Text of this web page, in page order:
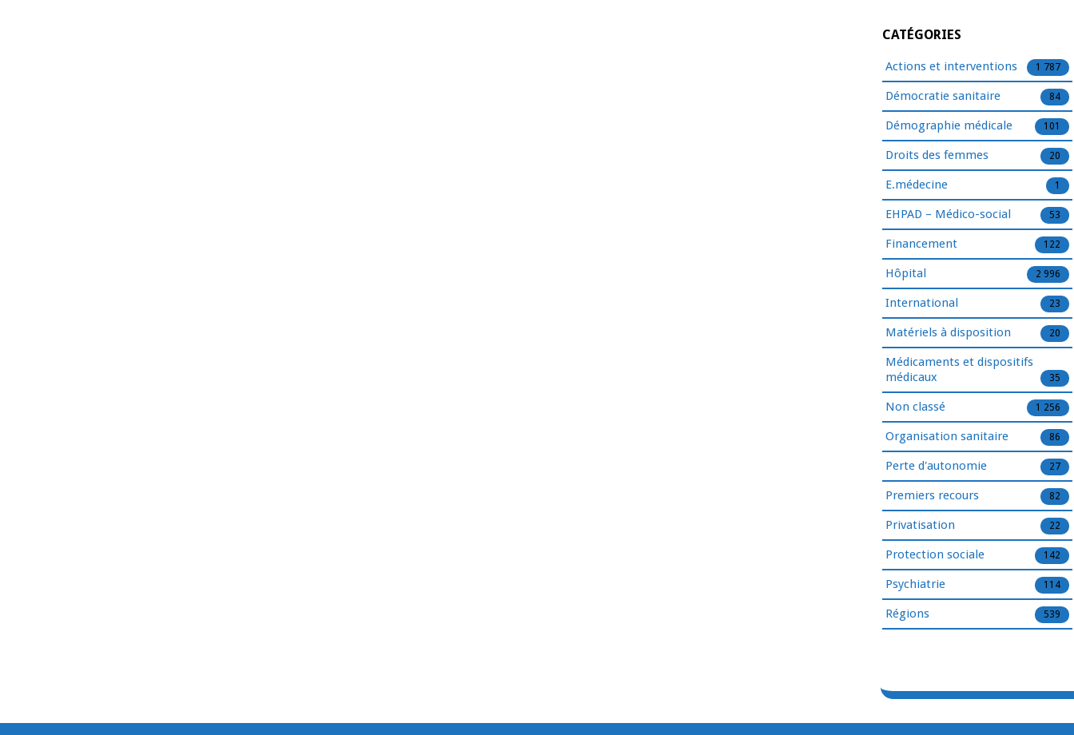
CATÉGORIES
Actions et interventions 1 787
Démocratie sanitaire 84
Démographie médicale 101
Droits des femmes 20
E.médecine 1
EHPAD – Médico-social 53
Financement 122
Hôpital 2 996
International 23
Matériels à disposition 20
Médicaments et dispositifs
médicaux
35
Non classé 1 256
Organisation sanitaire 86
Perte d'autonomie 27
Premiers recours 82
Privatisation 22
Protection sociale 142
Psychiatrie 114
Régions 539